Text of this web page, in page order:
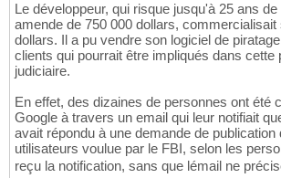
Le développeur, qui risque jusqu'à 25 ans
amende de 750 000 dollars,
dollars. Il a pu vendre son logiciel de
clients qui pourrait être impliqués dans cette
judiciaire.
En effet, des dizaines de personnes ont été
Google à travers un email qui leur notifiait
avait répondu à une demande de publication
utilisateurs voulue par le FBI, selon les
reçu la notification, sans que lémail ne